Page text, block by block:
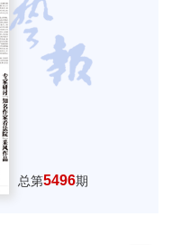
总第5496期